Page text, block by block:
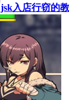
jsk入店行窃的